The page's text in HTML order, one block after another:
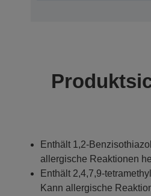
Enthält 1,2-
allergische Reaktionen
Enthält 2,4,7,9-
Kann allergische